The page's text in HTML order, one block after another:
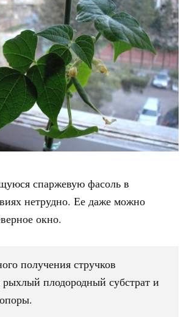
спаржевую фасоль в
нетрудно. Ее даже можно
окно.
получения стручков
рыхлый плодородный субстрат и